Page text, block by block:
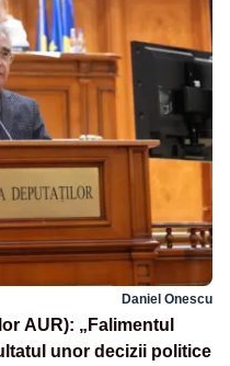
Daniel Onescu
AUR): „Falimentul
unor decizii politice